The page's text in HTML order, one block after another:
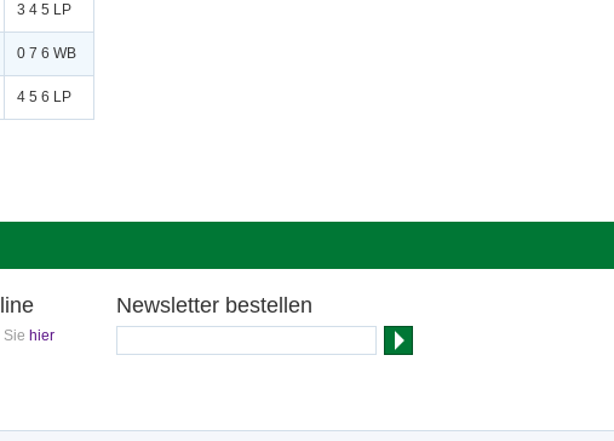
3 4 5 LP
0 7 6 WB
4 5 6 LP
Sie hier
Newsletter bestellen